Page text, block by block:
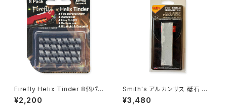
Firefly Helix Tinder 8個パッ
ク（グレー）
¥2,200
Smith's アルカンサス 砥石 MP
4L Arkansas Stone （ポーチ
付）
¥3,480